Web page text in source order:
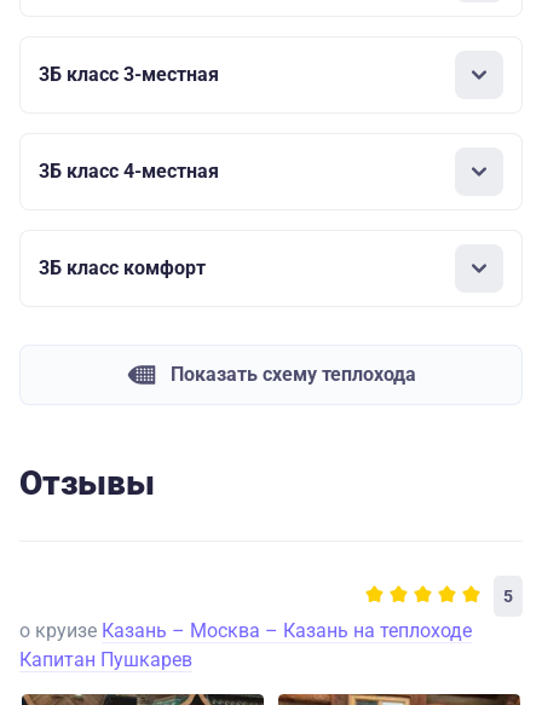
3Б класс 3-местная
3Б класс 4-местная
3Б класс комфорт
Показать схему теплохода
Отзывы
5
о круизе Казань – Москва – Казань на теплоходе
Капитан Пушкарев